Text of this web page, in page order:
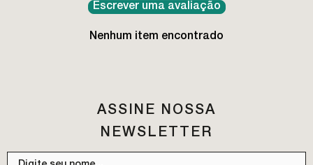
Escrever uma avaliação
Nenhum item encontrado
ASSINE NOSSA
NEWSLETTER